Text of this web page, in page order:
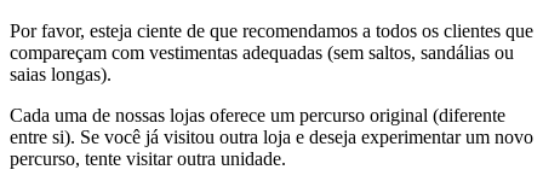
Por favor, esteja ciente de que recomendamos a todos os clientes que
compareçam com vestimentas adequadas (sem saltos, sandálias ou
saias longas).
Cada uma de nossas lojas oferece um percurso original (diferente
entre si). Se você já visitou outra loja e deseja experimentar um novo
percurso, tente visitar outra unidade.